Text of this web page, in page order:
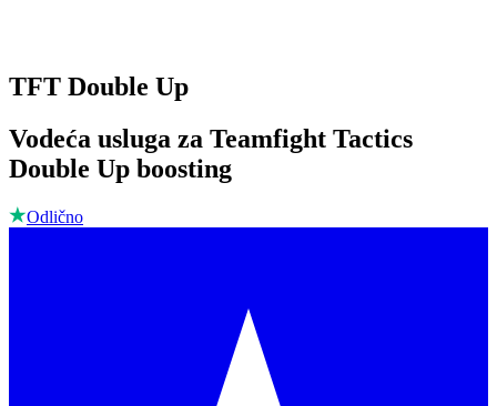
TFT Double Up
Vodeća usluga za Teamfight Tactics
Double Up boosting
Odlično